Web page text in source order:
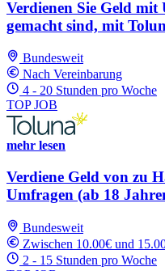
Verdienen Sie Geld
gemacht sind, mit
Bundesweit
Nach Vereinbarung
4 - 20 Stunden pro Woche
TOP JOB
mehr lesen
Verdiene Geld von zu
Umfragen (ab 18
Bundesweit
Zwischen 10.00€ und
2 - 15 Stunden pro Woche